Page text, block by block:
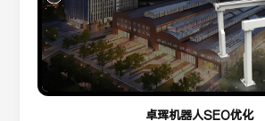
卓珲机器人SEO优化